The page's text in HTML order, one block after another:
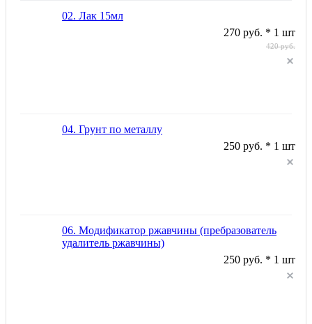
02. Лак 15мл
270 руб. * 1 шт
420 руб.
04. Грунт по металлу
250 руб. * 1 шт
06. Модификатор ржавчины (пребразователь
удалитель ржавчины)
250 руб. * 1 шт